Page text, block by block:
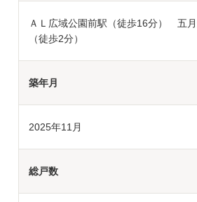
ＡＬ広域公園前駅（徒歩16分） 五
（徒歩2分）
築年月
2025年11月
総戸数